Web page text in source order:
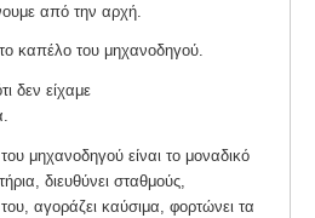
από την αρχή.
καπέλο του μηχανοδηγού.
δεν είχαμε
μηχανοδηγού είναι το μοναδικό
διευθύνει σταθμούς,
αγοράζει καύσιμα, φορτώνει τα